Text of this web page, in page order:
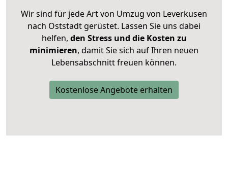
Wir sind für jede Art von Umzug von Leverkusen
nach Oststadt gerüstet. Lassen Sie uns dabei
helfen, den Stress und die Kosten zu
minimieren, damit Sie sich auf Ihren neuen
Lebensabschnitt freuen können.
Kostenlose Angebote erhalten